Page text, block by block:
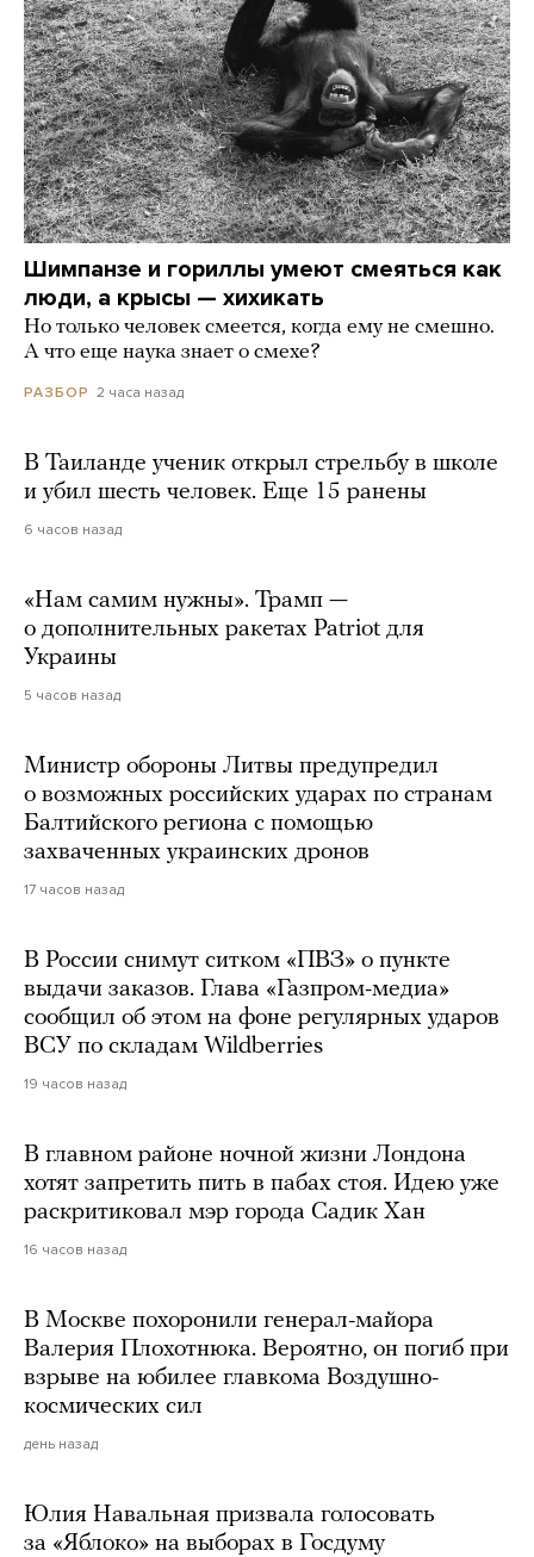
Шимпанзе и гориллы умеют смеяться как
люди, а крысы — хихикать
Но только человек смеется, когда ему не смешно.
А что еще наука знает о смехе?
РАЗБОР 2 часа назад
В Таиланде ученик открыл стрельбу в школе
и убил шесть человек. Еще 15 ранены
6 часов назад
«Нам самим нужны». Трамп —
о дополнительных ракетах Patriot для
Украины
5 часов назад
Министр обороны Литвы предупредил
о возможных российских ударах по странам
Балтийского региона с помощью
захваченных украинских дронов
17 часов назад
В России снимут ситком «ПВЗ» о пункте
выдачи заказов. Глава «Газпром-медиа»
сообщил об этом на фоне регулярных ударов
ВСУ по складам Wildberries
19 часов назад
В главном районе ночной жизни Лондона
хотят запретить пить в пабах стоя. Идею уже
раскритиковал мэр города Садик Хан
16 часов назад
В Москве похоронили генерал-майора
Валерия Плохотнюка. Вероятно, он погиб при
взрыве на юбилее главкома Воздушно-
космических сил
день назад
Юлия Навальная призвала голосовать
за «Яблоко» на выборах в Госдуму